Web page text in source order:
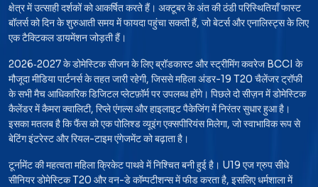
क्षेत्र में उत्साही दर्शकों को आकर्षित करते हैं। अक्टूबर के अंत की ठंडी परिस्थितियाँ फास्ट
बॉलर्स को दिन के शुरुआती समय में फायदा पहुंचा सकती हैं, जो बेटर्स और एनालिस्ट्स के लिए
एक टैक्टिकल डायमेंशन जोड़ती हैं।
2026‑2027 के डोमेस्टिक सीजन के लिए ब्रॉडकास्ट और स्ट्रीमिंग कवरेज BCCI के
मौजूदा मीडिया पार्टनर्स के तहत जारी रहेगी, जिससे महिला अंडर-19 T20 चैलेंजर ट्रॉफी
के सभी मैच आधिकारिक डिजिटल प्लेटफ़ॉर्म पर उपलब्ध होंगे। पिछले दो सीज़न में डोमेस्टिक
कैलेंडर में कैमरा क्वालिटी, रिप्ले एंगल्स और हाइलाइट पैकेजिंग में निरंतर सुधार हुआ है।
इसका मतलब है कि फैंस को एक पोलिश्ड व्यूइंग एक्सपीरियंस मिलेगा, जो स्वाभाविक रूप से
बेटिंग इंटरेस्ट और रियल-टाइम एंगेजमेंट को बढ़ाता है।
टूर्नामेंट की महत्वता महिला क्रिकेट पाथवे में निश्चित बनी हुई है। U19 एज ग्रुप सीधे
सीनियर डोमेस्टिक T20 और वन-डे कॉम्पटीशन्स में फीड करता है, इसलिए धर्मशाला में